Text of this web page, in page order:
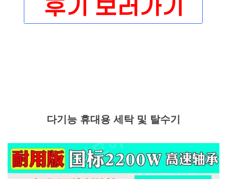
다기능 휴대용 세탁 및 탈수기